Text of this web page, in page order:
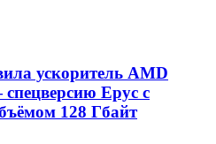
ускоритель AMD
Epyc с
128 Гбайт